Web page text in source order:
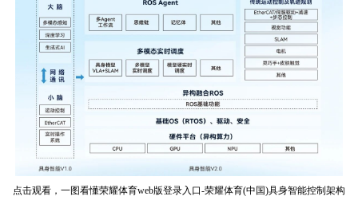
点击观看，一图看懂荣耀体育web版登录入口-荣耀体育(中国)具身智能控制架构